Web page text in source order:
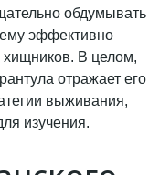
обдумывать
эффективно
хищников. В целом,
отражает его
выживания,
изучения.